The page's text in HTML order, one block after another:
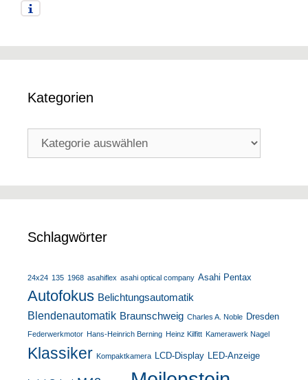
Kategorien
Kategorien
Schlagwörter
24x24 135 1968 asahiflex asahi optical company Asahi Pentax
Autofokus Belichtungsautomatik
Blendenautomatik Braunschweig Charles A. Noble Dresden
Federwerkmotor Hans-Heinrich Berning Heinz Kilfitt Kamerawerk Nagel
Klassiker Kompaktkamera LCD-Display LED-Anzeige